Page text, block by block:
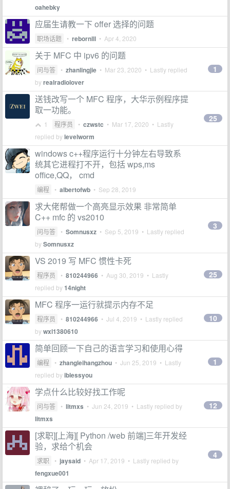
oahebky
应届生请教一下 offer 选择的问题
职场话题 • rebornlll • Apr 4, 2020
关于 MFC 中 ipv6 的问题
问与答 • zhanlingjie • Mar 23, 2020 • Lastly replied
byrealradiolover
1
送钱改写一个 MFC 程序，大华示例程序提
取一功能。
1 程序员 • czwstc • Mar 17, 2020 • Lastly
replied bylevelworm
25
windows c++程序运行十分钟左右导致系
统其它进程打不开，包括 wps,ms
office,QQ， cmd
编程 • albertofwb • Sep 28, 2019
求大佬帮做一个高亮显示效果 非常简单
C++ mfc 的 vs2010
问与答 • Somnusxz • Sep 5, 2019 • Lastly replied
bySomnusxz
3
VS 2019 写 MFC 惯性卡死
程序员 • 810244966 • Aug 30, 2019 • Lastly
replied by14night
25
MFC 程序一运行就提示内存不足
程序员 • 810244966 • Jul 4, 2019 • Lastly replied
bywxl1380610
10
简单回顾一下自己的语言学习和使用心得
编程 • zhangleihangzhou • Jun 25, 2019 • Lastly
replied byiblessyou
1
学点什么比较好找工作呢
问与答 • litmxs • Jun 24, 2019 • Lastly replied by
litmxs
12
[求职][上海][ Python /web 前端]三年开发经
验，求给个机会
求职 • jaysaid • Apr 17, 2019 • Lastly replied by
fengxue001
4